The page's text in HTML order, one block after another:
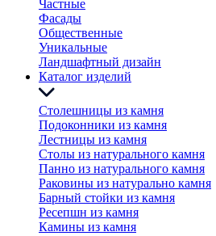
Частные
Фасады
Общественные
Уникальные
Ландшафтный дизайн
Каталог изделий
Столешницы из камня
Подоконники из камня
Лестницы из камня
Столы из натурального камня
Панно из натурального камня
Раковины из натурально камня
Барный стойки из камня
Ресепшн из камня
Камины из камня